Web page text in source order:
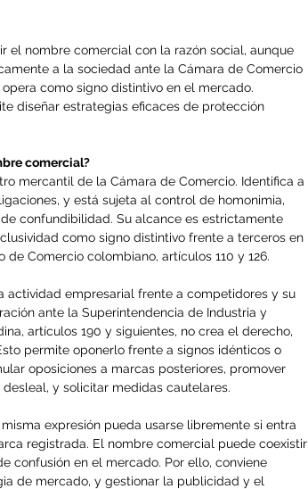
el nombre comercial con la razón social, aunque
a la sociedad ante la Cámara de Comercio
como signo distintivo en el mercado.
diseñar estrategias eficaces de protección
comercial?
mercantil de la Cámara de Comercio. Identifica a
y está sujeta al control de homonimia,
confundibilidad. Su alcance es estrictamente
como signo distintivo frente a terceros en
Comercio colombiano, artículos 110 y 126.
actividad empresarial frente a competidores y su
ante la Superintendencia de Industria y
artículos 190 y siguientes, no crea el derecho,
permite oponerlo frente a signos idénticos o
oposiciones a marcas posteriores, promover
y solicitar medidas cautelares.
expresión pueda usarse libremente si entra
registrada. El nombre comercial puede coexistir
confusión en el mercado. Por ello, conviene
de mercado, y gestionar la publicidad y el